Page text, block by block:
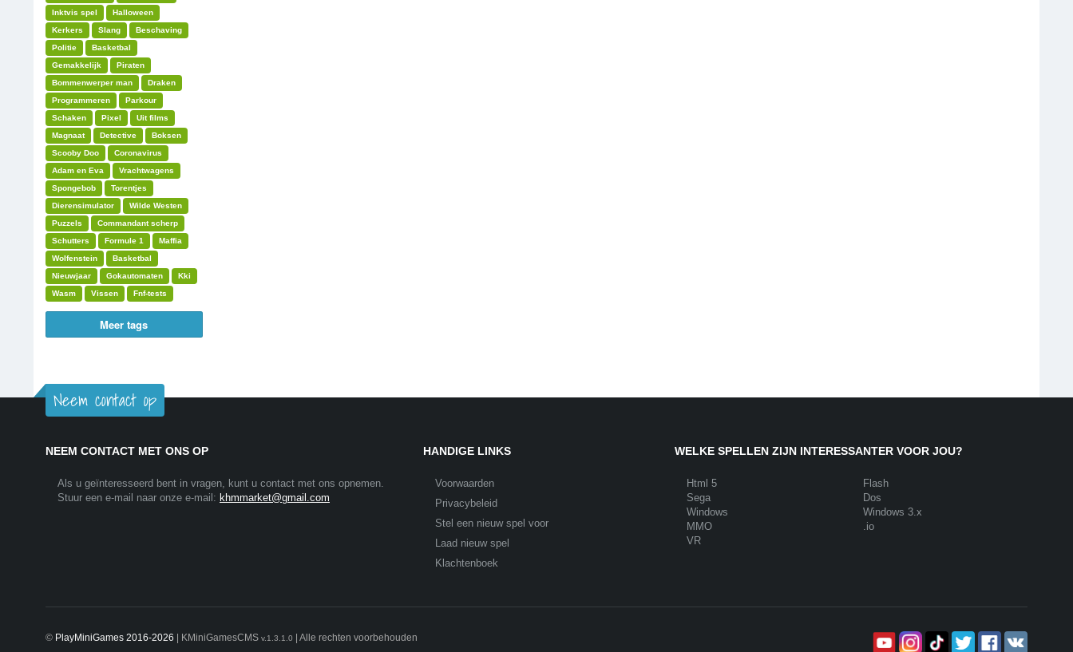
Inktvis spel
Halloween
Kerkers
Slang
Beschaving
Politie
Basketbal
Gemakkelijk
Piraten
Bommenwerper man
Draken
Programmeren
Parkour
Schaken
Pixel
Uit films
Magnaat
Detective
Boksen
Scooby Doo
Coronavirus
Adam en Eva
Vrachtwagens
Spongebob
Torentjes
Dierensimulator
Wilde Westen
Puzzels
Commandant scherp
Schutters
Formule 1
Maffia
Wolfenstein
Basketbal
Nieuwjaar
Gokautomaten
Kki
Wasm
Vissen Fnf-tests
Meer tags
Neem contact op
NEEM CONTACT MET ONS OP
Als u geïnteresseerd bent in vragen, kunt u contact met ons opnemen.
Stuur een e-mail naar onze e-mail: khmmarket@gmail.com
HANDIGE LINKS
Voorwaarden
Privacybeleid
Stel een nieuw spel voor
Laad nieuw spel
Klachtenboek
WELKE SPELLEN ZIJN INTERESSANTER VOOR JOU?
Html 5
Flash
Sega
Dos
Windows
Windows 3.x
MMO
.io
VR
© PlayMiniGames 2016-2026 | KMiniGamesCMS v.1.3.1.0 | Alle rechten voorbehouden